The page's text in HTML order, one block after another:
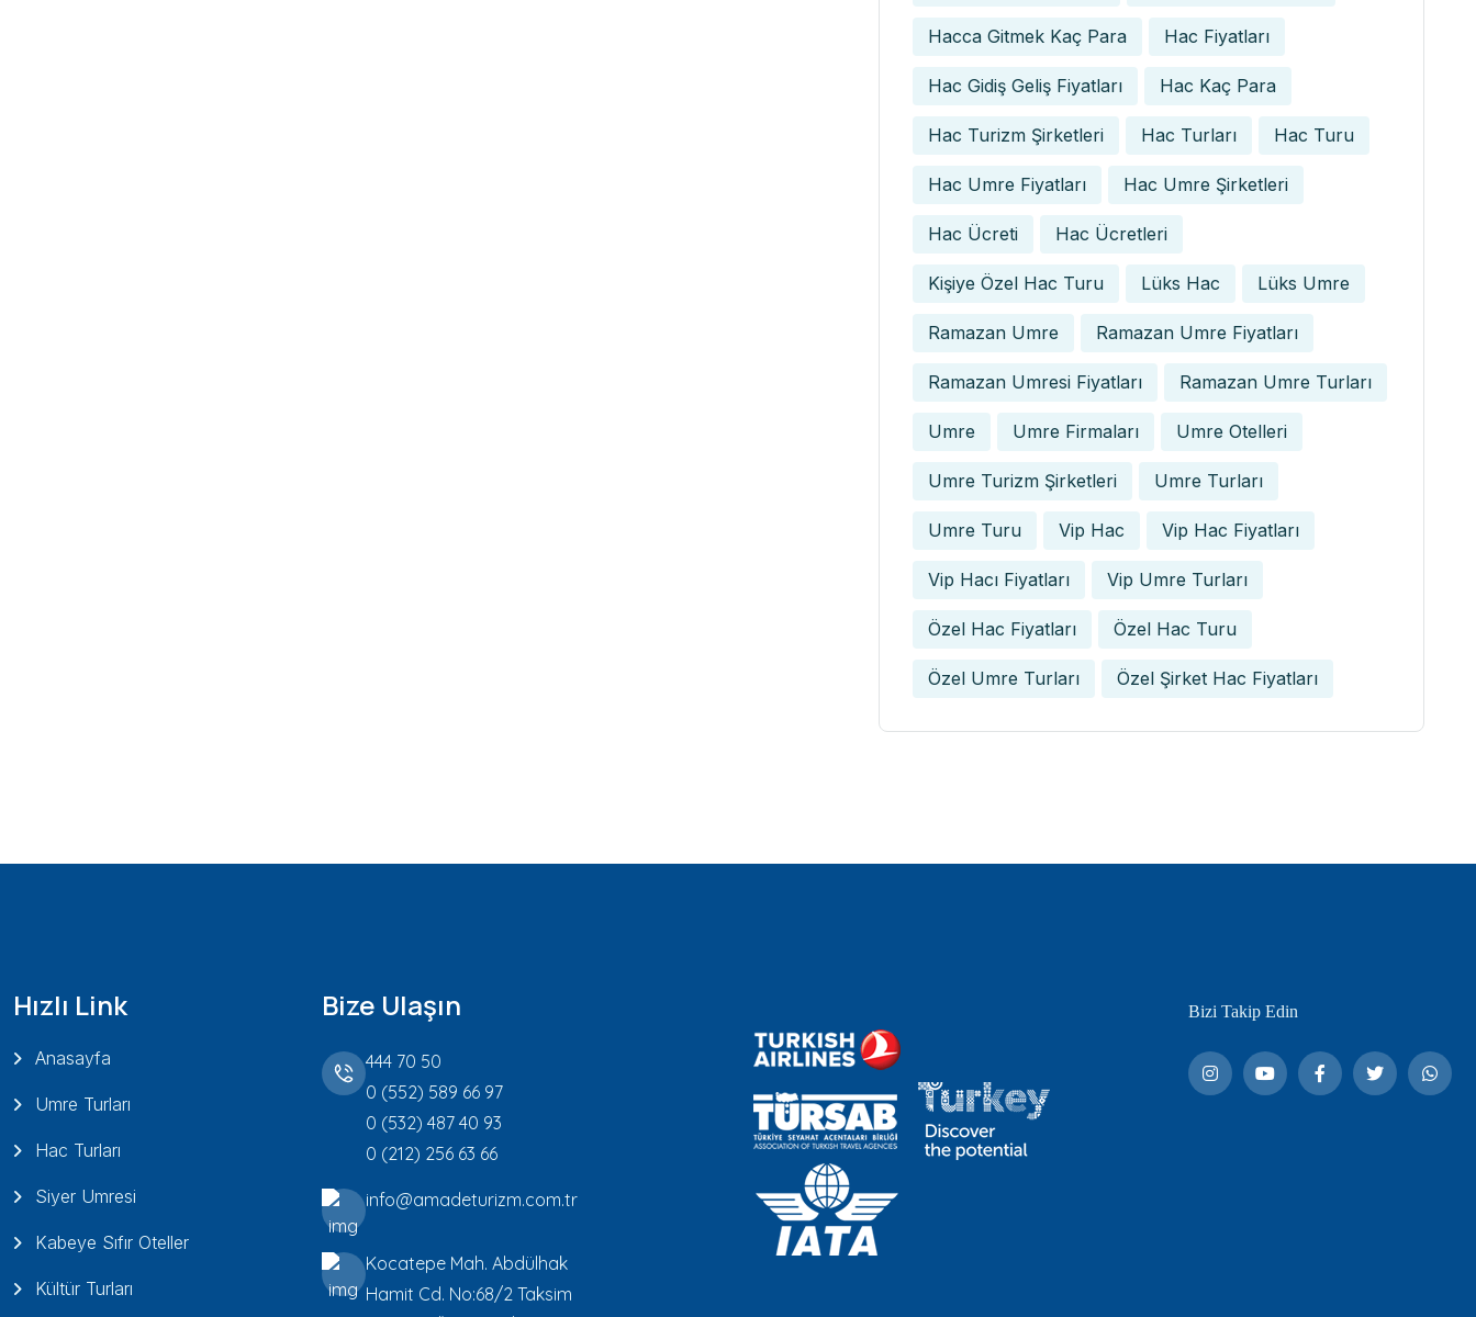
Hacca Gitmek Kaç Para Hac Fiyatları
Hac Gidiş Geliş Fiyatları Hac Kaç Para
Hac Turizm Şirketleri Hac Turları Hac Turu
Hac Umre Fiyatları Hac Umre Şirketleri
Hac Ücreti Hac Ücretleri
Kişiye Özel Hac Turu Lüks Hac Lüks Umre
Ramazan Umre Ramazan Umre Fiyatları
Ramazan Umresi Fiyatları Ramazan Umre Turları
Umre Umre Firmaları Umre Otelleri
Umre Turizm Şirketleri Umre Turları
Umre Turu Vip Hac Vip Hac Fiyatları
Vip Hacı Fiyatları Vip Umre Turları
Özel Hac Fiyatları Özel Hac Turu
Özel Umre Turları Özel Şirket Hac Fiyatları
Hızlı Link
Anasayfa
Umre Turları
Hac Turları
Siyer Umresi
Kabeye Sıfır Oteller
Kültür Turları
Bize Ulaşın
444 70 50
0 (552) 589 66 97
0 (532) 487 40 93
0 (212) 256 63 66
info@amadeturizm.com.tr
Kocatepe Mah. Abdülhak
Hamit Cd. No:68/2 Taksim
Bizi Takip Edin